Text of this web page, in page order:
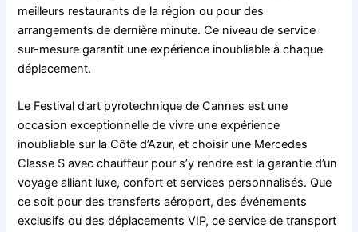
meilleurs restaurants de la région ou pour des
arrangements de dernière minute. Ce niveau de service
sur-mesure garantit une expérience inoubliable à chaque
déplacement.
Le Festival d’art pyrotechnique de Cannes est une
occasion exceptionnelle de vivre une expérience
inoubliable sur la Côte d’Azur, et choisir une Mercedes
Classe S avec chauffeur pour s’y rendre est la garantie d’un
voyage alliant luxe, confort et services personnalisés. Que
ce soit pour des transferts aéroport, des événements
exclusifs ou des déplacements VIP, ce service de transport